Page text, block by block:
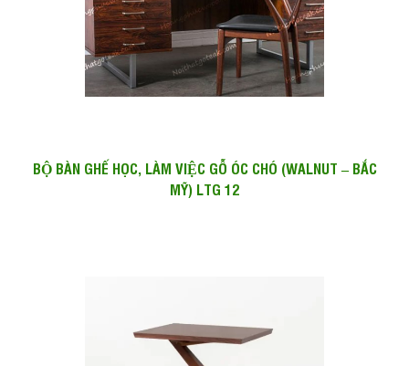
BỘ BÀN GHẾ HỌC, LÀM VIỆC GỖ ÓC CHÓ (WALNUT – BẮC
MỸ) LTG 12